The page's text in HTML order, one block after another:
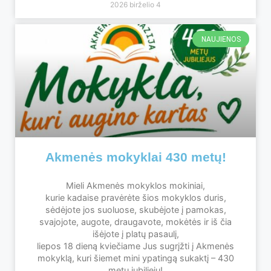
2026 birželio 4
NAUJIENOS
Akmenės mokyklai 430 metų!
Mieli Akmenės mokyklos mokiniai,
kurie kadaise pravėrėte šios mokyklos duris,
sėdėjote jos suoluose, skubėjote į pamokas,
svajojote, augote, draugavote, mokėtės ir iš čia
išėjote į platų pasaulį,
liepos 18 dieną kviečiame Jus sugrįžti į Akmenės
mokyklą, kuri šiemet mini ypatingą sukaktį – 430